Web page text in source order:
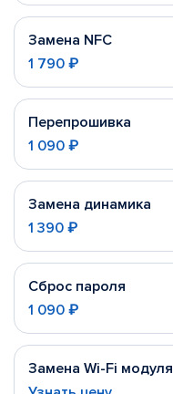
Замена NFC
1 790 ₽
Перепрошивка
1 090 ₽
Замена динамика
1 390 ₽
Сброс пароля
1 090 ₽
Замена Wi-Fi модуля